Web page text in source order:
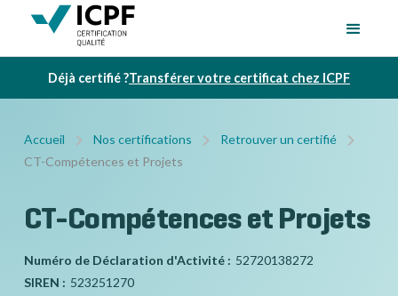
Déjà certifié ?Transférer votre certificat chez ICPF
Accueil Nos certifications
Retrouver un certifié
CT-Compétences et Projets
CT-Compétences et Projets
Numéro de Déclaration d'Activité : 52720138272
SIREN : 523251270